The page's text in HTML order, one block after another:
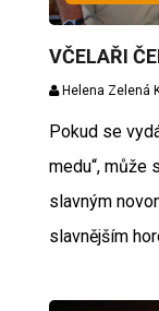
VČELAŘI
Helena Zelená
Pokud se
medu“, může
slavným
slavnějším